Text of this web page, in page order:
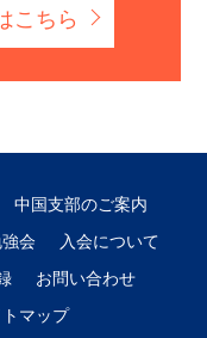
こちら
中国支部のご案内
会
入会について
お問い合わせ
マップ